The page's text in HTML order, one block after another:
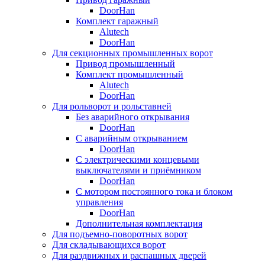
DoorHan
Комплект гаражный
Alutech
DoorHan
Для секционных промышленных ворот
Привод промышленный
Комплект промышленный
Alutech
DoorHan
Для рольворот и рольставней
Без аварийного открывания
DoorHan
С аварийным открыванием
DoorHan
С электрическими концевыми
выключателями и приёмником
DoorHan
С мотором постоянного тока и блоком
управления
DoorHan
Дополнительная комплектация
Для подъемно-поворотных ворот
Для складывающихся ворот
Для раздвижных и распашных дверей